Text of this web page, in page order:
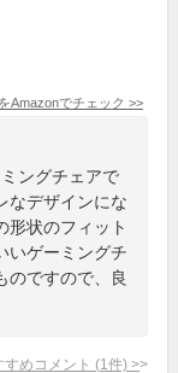
Amazonでチェック >>
ングチェアで
なデザインにな
形状のフィット
いゲーミングチ
のですので、良
めコメント (1 件) >